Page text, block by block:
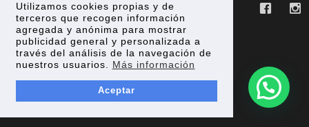
Utilizamos cookies propias y de
terceros que recogen información
agregada y anónima para mostrar
publicidad general y personalizada a
través del análisis de la navegación de
nuestros usuarios. Más información
Aceptar